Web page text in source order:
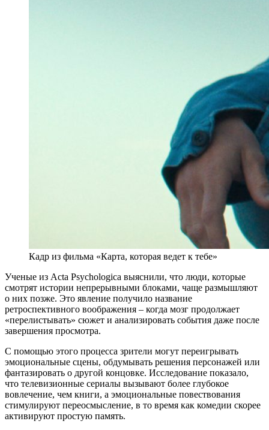
Кадр из фильма «Карта, которая ведет к тебе»
Ученые из Acta Psychologica выяснили, что люди, которые
смотрят истории непрерывными блоками, чаще размышляют
о них позже. Это явление получило название
ретроспективного воображения – когда мозг продолжает
«перелистывать» сюжет и анализировать события даже после
завершения просмотра.
С помощью этого процесса зрители могут переигрывать
эмоциональные сцены, обдумывать решения персонажей или
фантазировать о другой концовке. Исследование показало,
что телевизионные сериалы вызывают более глубокое
вовлечение, чем книги, а эмоциональные повествования
стимулируют переосмысление, в то время как комедии скорее
активируют простую память.